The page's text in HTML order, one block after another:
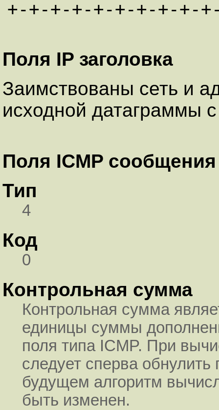
Поля IP заголовка
Заимствованы сеть и
исходной датаграммы
Поля ICMP сообщения
Тип
4
Код
0
Контрольная сумма
Контрольная сумма
единицы суммы
поля типа ICMP. При
следует сперва
будущем алгоритм
быть изменен.